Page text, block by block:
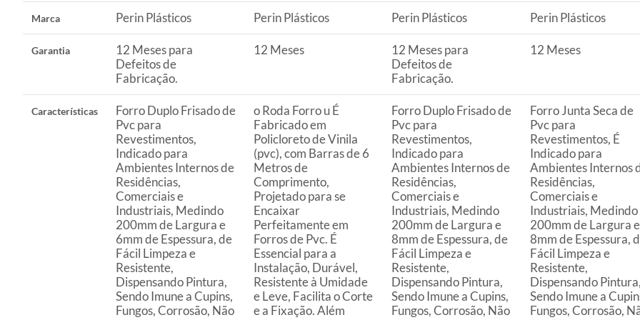
para que seja retirado pelo cliente. Não tendo mais o produto em quaisquer das lojas ou no Centro de
Distribuição, o cliente poderá optar por:
Substituição do produto por outro da mesma espécie, em perfeitas condições de uso;
A restituição imediata da quantia paga, monetariamente atualizada;
O abatimento proporcional no preço.
Produtos em PERFEITO ESTADO
Para a compra via Site ou Televendas após o prazo de 7 dias a troca será atendida somente nas lojas da
A troca de produtos em perfeito estado, ou seja, que não apresente qualquer tipo de vício, não é obrigatório. No
entanto, se o produto estiver em perfeito estado, em sua embalagem original, intacta e acompanhada da
respectiva Nota Fiscal, a Construdecor, por mera liberalidade, poderá trocar o produto por quaisquer outros
disponíveis em loja, de igual valor ou, no caso de produto com peço superior ao produto objeto da troca, esta
poderá ser feita desde que o cliente pague a diferença de preço.
Marca Perin Plásticos Perin Plásticos Perin Plásticos Perin Plásticos
Garantia
12 Meses para
Defeitos de
Fabricação.
12 Meses
12 Meses para
Defeitos de
Fabricação.
12 Meses
Características
Forro Duplo Frisado de
Pvc para
Revestimentos,
Indicado para
Ambientes Internos de
Residências,
Comerciais e
Industriais, Medindo
200mm de Largura e
6mm de Espessura, de
Fácil Limpeza e
Resistente,
Dispensando Pintura,
Sendo Imune a Cupins,
Fungos, Corrosão, Não
o Roda Forro u É
Fabricado em
Policloreto de Vinila
(pvc), com Barras de 6
Metros de
Comprimento,
Projetado para se
Encaixar
Perfeitamente em
Forros de Pvc. É
Essencial para a
Instalação, Durável,
Resistente à Umidade
e Leve, Facilita o Corte
e a Fixação. Além
Forro Duplo Frisado de
Pvc para
Revestimentos,
Indicado para
Ambientes Internos de
Residências,
Comerciais e
Industriais, Medindo
200mm de Largura e
8mm de Espessura, de
Fácil Limpeza e
Resistente,
Dispensando Pintura,
Sendo Imune a Cupins,
Fungos, Corrosão, Não
Forro Junta Seca de
Pvc para
Revestimentos, É
Indicado para
Ambientes Internos
Residências,
Comerciais e
Industriais, Medindo
200mm de Largura e
8mm de Espessura,
Fácil Limpeza e
Resistente,
Dispensando Pintura,
Sendo Imune a
Fungos, Corrosão,